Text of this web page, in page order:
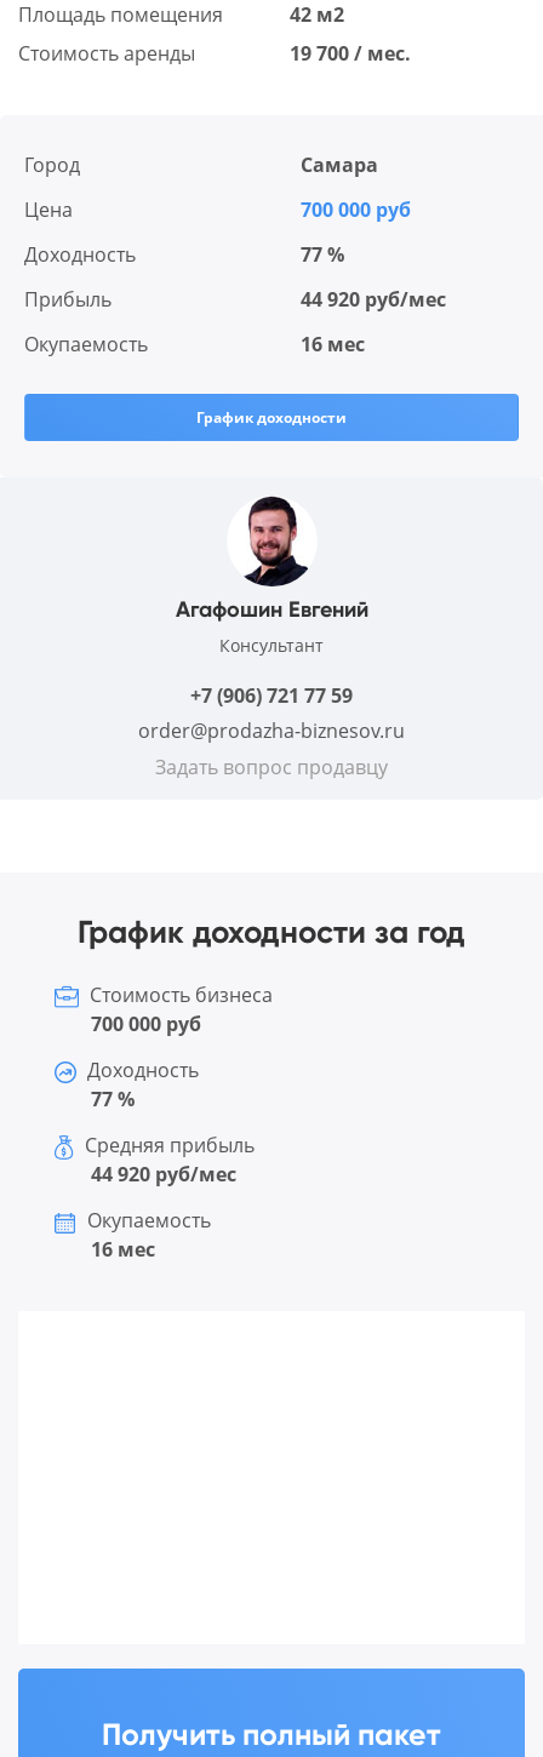
Площадь помещения
42 м2
Стоимость аренды
19 700 / мес.
Город
Самара
Цена
700 000 руб
Доходность
77 %
Прибыль
44 920 руб/мес
Окупаемость
16 мес
График доходности
Агафошин Евгений
Консультант
+7 (906) 721 77 59
order@prodazha-biznesov.ru
Задать вопрос продавцу
График доходности за год
Стоимость бизнеса
700 000 руб
Доходность
77 %
Средняя прибыль
44 920 руб/мес
Окупаемость
16 мес
Получить полный пакет